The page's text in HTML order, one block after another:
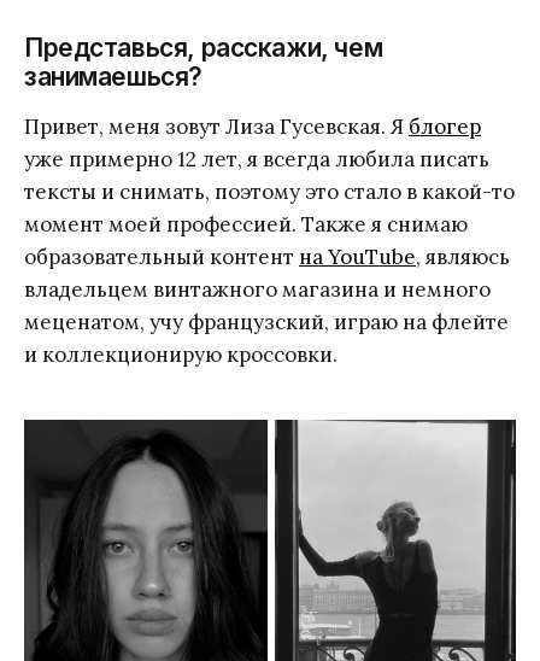
Представься, расскажи, чем
занимаешься?
Привет, меня зовут Лиза Гусевская. Я блогер
уже примерно 12 лет, я всегда любила писать
тексты и снимать, поэтому это стало в какой-то
момент моей профессией. Также я снимаю
образовательный контент на YouTube, являюсь
владельцем винтажного магазина и немного
меценатом, учу французский, играю на флейте
и коллекционирую кроссовки.